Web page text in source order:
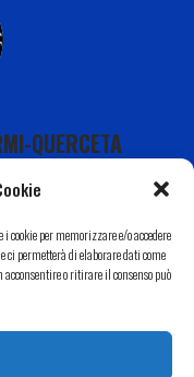
per memorizzare e/o accedere
ci permetterà di elaborare dati come
o ritirare il consenso può
QUERCETA